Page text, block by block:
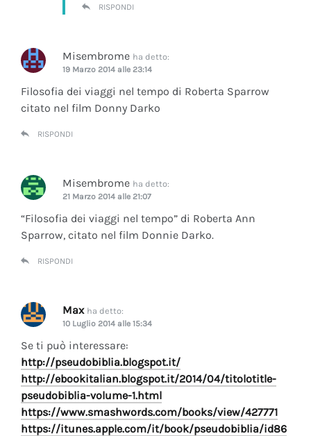
RISPONDI
Misembrome ha detto:
19 Marzo 2014 alle 23:14
Filosofia dei viaggi nel tempo di Roberta Sparrow
citato nel film Donny Darko
RISPONDI
Misembrome ha detto:
21 Marzo 2014 alle 21:07
“Filosofia dei viaggi nel tempo” di Roberta Ann
Sparrow, citato nel film Donnie Darko.
RISPONDI
Max ha detto:
10 Luglio 2014 alle 15:34
Se ti può interessare:
http://pseudobiblia.blogspot.it/
http://ebookitalian.blogspot.it/2014/04/titolotitle-
pseudobiblia-volume-1.html
https://www.smashwords.com/books/view/427771
https://itunes.apple.com/it/book/pseudobiblia/id86